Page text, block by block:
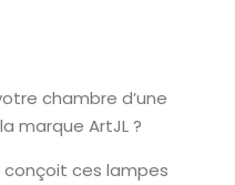
chambre d’une
marque ArtJL ?
conçoit ces lampes